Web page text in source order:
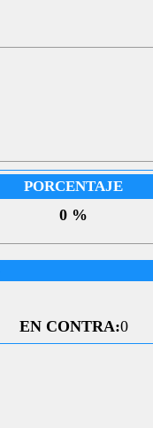
PORCENTAJE
0 %
EN CONTRA:0